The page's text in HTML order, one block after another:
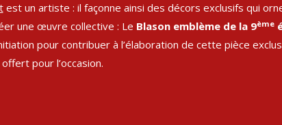
est un artiste : il façonne ainsi des décors exclusifs qui
une œuvre collective : Le Blason emblème de la 9ème
pour contribuer à l’élaboration de cette pièce
pour l’occasion.